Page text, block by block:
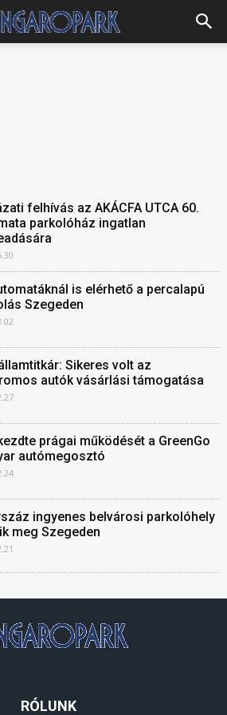
felhívás az AKÁCFA UTCA 60.
parkolóház ingatlan
is elérhető a percalapú
Szegeden
Sikeres volt az
autók vásárlási támogatása
prágai működését a GreenGo
autómegosztó
ingyenes belvárosi parkolóhely
meg Szegeden
RÓLUNK